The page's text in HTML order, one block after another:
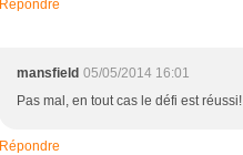
Répondre
mansfield 05/05/2014 16:01
Pas mal, en tout cas le défi est réussi!
Répondre